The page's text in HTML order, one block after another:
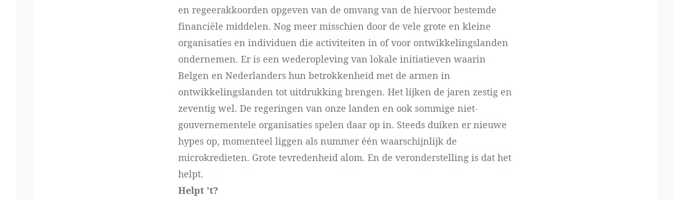
en regeerakkoorden opgeven van de omvang van de hiervoor bestemde
financiële middelen. Nog meer misschien door de vele grote en kleine
organisaties en individuen die activiteiten in of voor ontwikkelingslanden
ondernemen. Er is een wederopleving van lokale initiatieven waarin
Belgen en Nederlanders hun betrokkenheid met de armen in
ontwikkelingslanden tot uitdrukking brengen. Het lijken de jaren zestig en
zeventig wel. De regeringen van onze landen en ook sommige niet-
gouvernementele organisaties spelen daar op in. Steeds duiken er nieuwe
hypes op, momenteel liggen als nummer één waarschijnlijk de
microkredieten. Grote tevredenheid alom. En de veronderstelling is dat het
helpt.
Helpt ’t?